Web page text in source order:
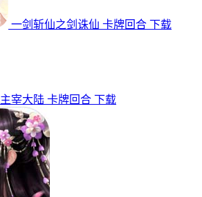
一剑斩仙之剑诛仙 卡牌回合 下载
主宰大陆 卡牌回合 下载